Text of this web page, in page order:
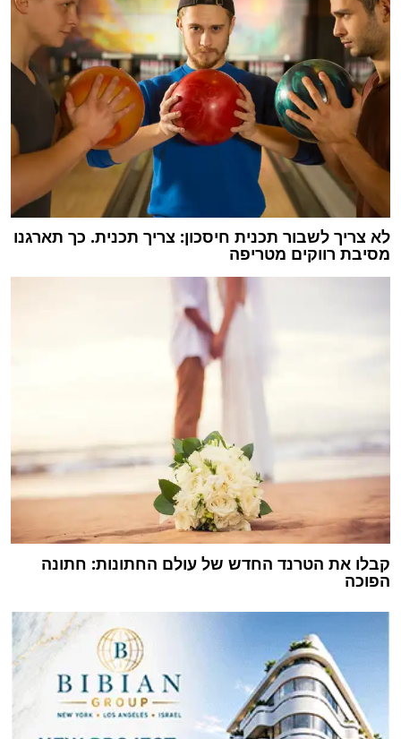
לא צריך לשבור תכנית חיסכון: צריך תכנית. כך תארגנו
מסיבת רווקים מטריפה
קבלו את הטרנד החדש של עולם החתונות: חתונה
הפוכה